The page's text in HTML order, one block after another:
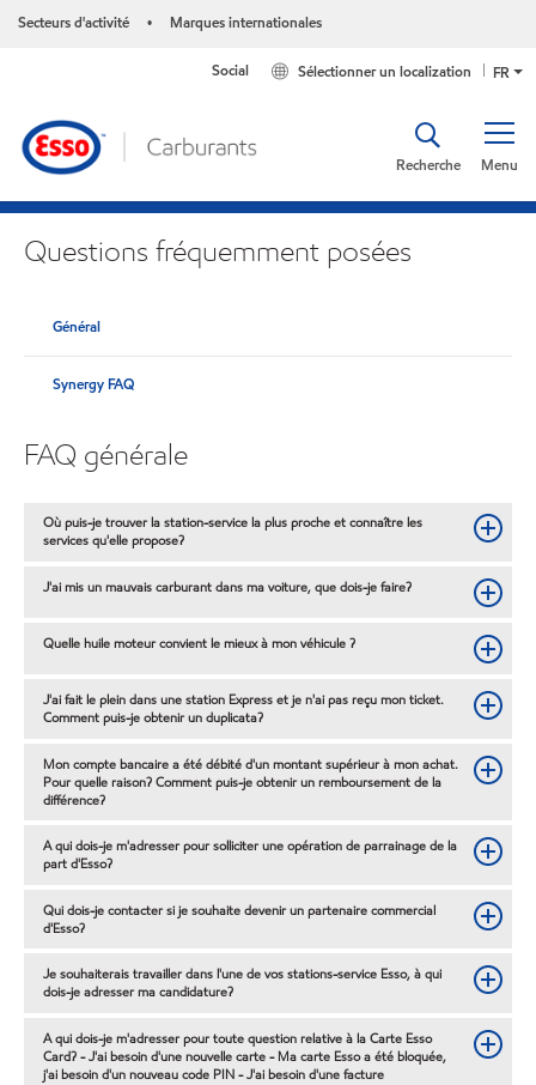
Secteurs d'activité • Marques internationales
FR
Sélectionner un localization
Social
Menu
Recherche
Questions fréquemment posées
Général
Synergy FAQ
FAQ générale
Où puis-je trouver la station-service la plus proche et connaître les
services qu'elle propose?
J'ai mis un mauvais carburant dans ma voiture, que dois-je faire?
Quelle huile moteur convient le mieux à mon véhicule ?
J'ai fait le plein dans une station Express et je n'ai pas reçu mon ticket.
Comment puis-je obtenir un duplicata?
Mon compte bancaire a été débité d'un montant supérieur à mon achat.
Pour quelle raison? Comment puis-je obtenir un remboursement de la
différence?
A qui dois-je m'adresser pour solliciter une opération de parrainage de la
part d'Esso?
Qui dois-je contacter si je souhaite devenir un partenaire commercial
d'Esso?
Je souhaiterais travailler dans l'une de vos stations-service Esso, à qui
dois-je adresser ma candidature?
A qui dois-je m'adresser pour toute question relative à la Carte Esso
Card? - J'ai besoin d'une nouvelle carte - Ma carte Esso a été bloquée,
j'ai besoin d'un nouveau code PIN - J'ai besoin d'une facture